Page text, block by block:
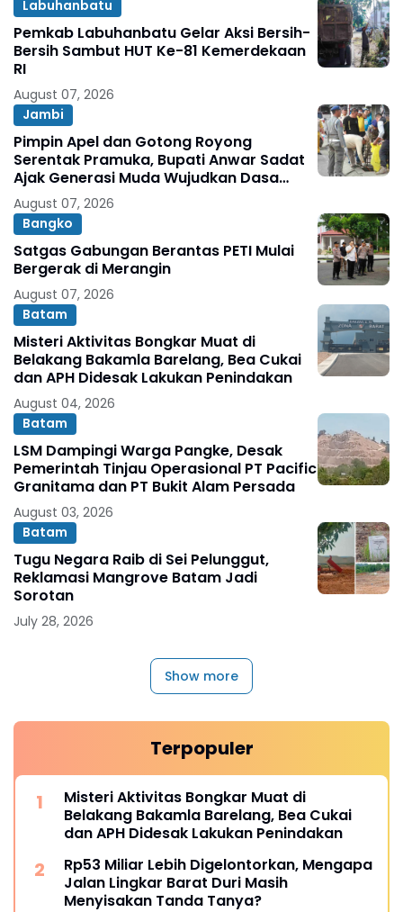
Labuhanbatu
Pemkab Labuhanbatu Gelar Aksi Bersih-
Bersih Sambut HUT Ke-81 Kemerdekaan
RI
August 07, 2026
Jambi
Pimpin Apel dan Gotong Royong
Serentak Pramuka, Bupati Anwar Sadat
Ajak Generasi Muda Wujudkan Dasa
Darma Melalui Aksi Nyata Peduli
Lingkungan
August 07, 2026
Bangko
Satgas Gabungan Berantas PETI Mulai
Bergerak di Merangin
August 07, 2026
Batam
Misteri Aktivitas Bongkar Muat di
Belakang Bakamla Barelang, Bea Cukai
dan APH Didesak Lakukan Penindakan
August 04, 2026
Batam
LSM Dampingi Warga Pangke, Desak
Pemerintah Tinjau Operasional PT Pacific
Granitama dan PT Bukit Alam Persada
August 03, 2026
Batam
Tugu Negara Raib di Sei Pelunggut,
Reklamasi Mangrove Batam Jadi
Sorotan
July 28, 2026
Show more
Terpopuler
Misteri Aktivitas Bongkar Muat di
Belakang Bakamla Barelang, Bea Cukai
dan APH Didesak Lakukan Penindakan
Rp53 Miliar Lebih Digelontorkan, Mengapa
Jalan Lingkar Barat Duri Masih
Menyisakan Tanda Tanya?